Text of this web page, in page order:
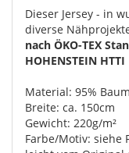
Dieser Jersey - in
diverse
nach ÖKO-TEX
HOHENSTEIN HTTI
Material: 95%
Breite: ca. 150cm
Gewicht: 220g/m²
Farbe/Motiv: siehe